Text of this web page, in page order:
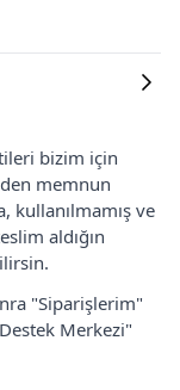
bizim için
memnun
kullanılmamış ve
aldığın
"Siparişlerim"
Merkezi"